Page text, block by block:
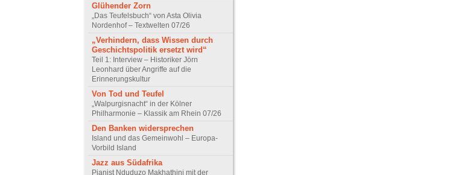
Glühender Zorn
„Das Teufelsbuch“ von Asta Olivia
Nordenhof – Textwelten 07/26
„Verhindern, dass Wissen durch
Geschichtspolitik ersetzt wird“
Teil 1: Interview – Historiker Jörn
Leonhard über Angriffe auf die
Erinnerungskultur
Von Tod und Teufel
„Walpurgisnacht“ in der Kölner
Philharmonie – Klassik am Rhein 07/26
Den Banken widersprechen
Island und das Gemeinwohl – Europa-
Vorbild Island
Jazz aus Südafrika
Pianist Nduduzo Makhathini mit der